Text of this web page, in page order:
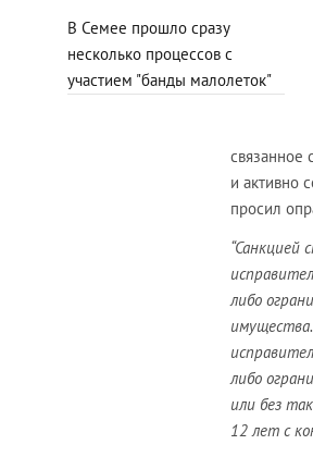
В Семее прошло сразу
несколько процессов с
участием "банды малолеток"
связанное
и активно
просил
“Санкцией
либо
либо
или без
12 лет с